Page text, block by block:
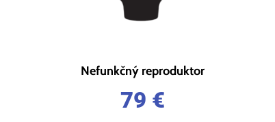
Nefunkčný reproduktor
79 €